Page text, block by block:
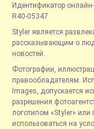
Идентификатор
R40-05347
Styler является
рассказывающим о
новостей.
Фотографии,
правообладателям.
Images, допускается
разрешения
логотипом «Styler» или
использоваться на